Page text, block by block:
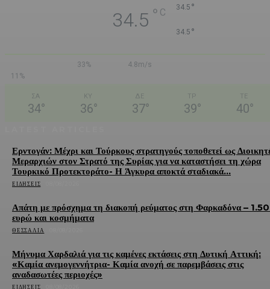
34.5 ° C 34.5 °
34.5 °
33%
4.8m/s
11%
ΣΑ
34°
ΚΥ
36°
ΔΕ
37°
ΤΡ
39°
ΤΕ
40°
Ερντογάν: Μέχρι και Τούρκους στρατηγούς τοποθετεί ως
Μεραρχιών στον Στρατό της Συρίας για να καταστήσει τη χώρα
Τουρκικό Προτεκτοράτο- Η Άγκυρα αποκτά σταδιακά...
ΕΙΔΉΣΕΙΣ
Απάτη με πρόσχημα τη διακοπή ρεύματος στη Φαρκαδόνα –
ευρώ και κοσμήματα
ΘΕΣΣΑΛΊΑ
Μήνυμα Χαρδαλιά για τις καμένες εκτάσεις στη Δυτική Αττική:
«Καμία ανεμογεννήτρια- Καμία ανοχή σε παρεμβάσεις στις
αναδασωτέες περιοχές»
ΕΙΔΉΣΕΙΣ